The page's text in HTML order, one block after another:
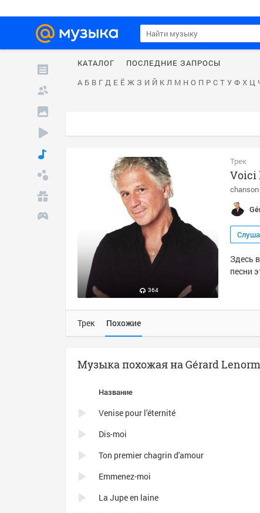
КАТАЛОГ
ПОСЛЕДНИЕ ЗАПРОСЫ
А Б В Г Д Е Ё Ж З И Й К Л М Н О П Р С Т У Ф Х Ц
364
Трек
Voici
Здесь
песни
Трек Похожие
Музыка похожая на Gérard
Название
Venise pour l'éternité
Dis-moi
Ton premier chagrin d'amour
Emmenez-moi
La Jupe en laine